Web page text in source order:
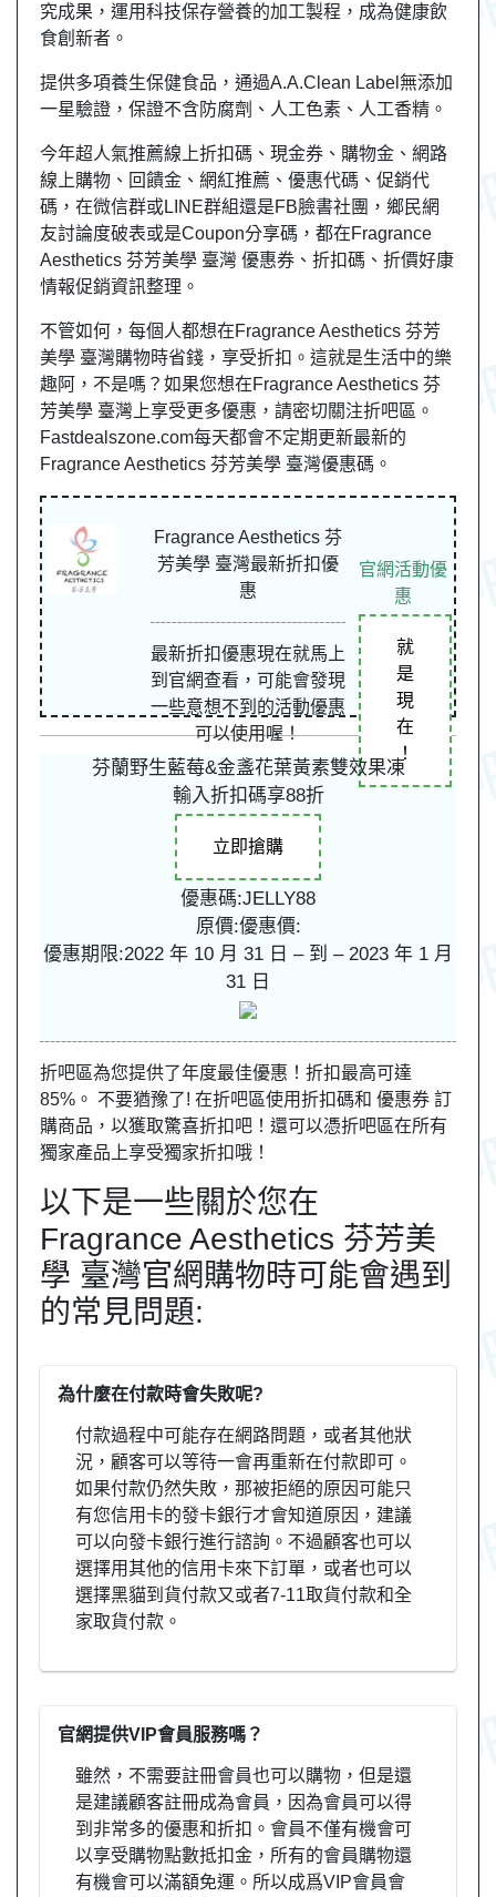
究成果，運用科技保存營養的加工製程，成為健康飲
食創新者。
提供多項養生保健食品，通過A.A.Clean Label無添加
一星驗證，保證不含防腐劑、人工色素、人工香精。
今年超人氣推薦線上折扣碼、現金券、購物金、網路
線上購物、回饋金、網紅推薦、優惠代碼、促銷代
碼，在微信群或LINE群組還是FB臉書社團，鄉民網
友討論度破表或是Coupon分享碼，都在Fragrance
Aesthetics 芬芳美學 臺灣 優惠券、折扣碼、折價好康
情報促銷資訊整理。
不管如何，每個人都想在Fragrance Aesthetics 芬芳
美學 臺灣購物時省錢，享受折扣。這就是生活中的樂
趣阿，不是嗎？如果您想在Fragrance Aesthetics 芬
芳美學 臺灣上享受更多優惠，請密切關注折吧區。
Fastdealszone.com每天都會不定期更新最新的
Fragrance Aesthetics 芬芳美學 臺灣優惠碼。
Fragrance Aesthetics 芬
芳美學 臺灣最新折扣優
惠
最新折扣優惠現在就馬上
到官網查看，可能會發現
一些意想不到的活動優惠
可以使用喔！
官網活動優
惠
就
是
現
在
！
芬蘭野生藍莓&金盞花葉黃素雙效果凍
輸入折扣碼享88折
立即搶購
優惠碼:JELLY88
原價:優惠價:
優惠期限:2022 年 10 月 31 日 – 到 – 2023 年 1 月
31 日
折吧區為您提供了年度最佳優惠！折扣最高可達
85%。 不要猶豫了! 在折吧區使用折扣碼和 優惠券 訂
購商品，以獲取驚喜折扣吧！還可以憑折吧區在所有
獨家產品上享受獨家折扣哦！
以下是一些關於您在
Fragrance Aesthetics 芬芳美
學 臺灣官網購物時可能會遇到
的常見問題:
為什麼在付款時會失敗呢?
付款過程中可能存在網路問題，或者其他狀
況，顧客可以等待一會再重新在付款即可。
如果付款仍然失敗，那被拒絕的原因可能只
有您信用卡的發卡銀行才會知道原因，建議
可以向發卡銀行進行諮詢。不過顧客也可以
選擇用其他的信用卡來下訂單，或者也可以
選擇黑貓到貨付款又或者7-11取貨付款和全
家取貨付款。
官網提供VIP會員服務嗎？
雖然，不需要註冊會員也可以購物，但是還
是建議顧客註冊成為會員，因為會員可以得
到非常多的優惠和折扣。會員不僅有機會可
以享受購物點數抵扣金，所有的會員購物還
有機會可以滿額免運。所以成爲VIP會員會